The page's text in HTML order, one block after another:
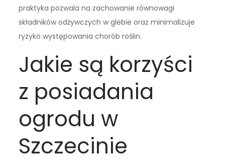
praktyka pozwala na zachowanie równowagi
składników odżywczych w glebie oraz minimalizuje
ryzyko występowania chorób roślin.
Jakie są korzyści
z posiadania
ogrodu w
Szczecinie